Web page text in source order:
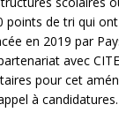
points de tri qui
en 2019 par
avec
pour cet
à candidatures.